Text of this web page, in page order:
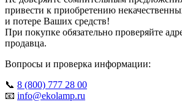
привести к приобретению
и потере Ваших средств!
При покупке обязательно проверяйте
продавца.
Вопросы и проверка информации:
📞 8 (800) 777 28 00
📧 info@ekolamp.ru